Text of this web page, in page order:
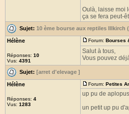
Oulà, laisse moi
ça se fera peut-
Sujet: 10 ème bourse aux reptiles Illkirch
Hélène
Réponses: 10
Vus: 4391
Forum: Bourses
Salut à tous,
Vous pouvez
Sujet: [arret d'elevage ]
Hélène
Réponses: 4
Vus: 1283
Forum: Petites
up pu de aplopus
un petit up pu